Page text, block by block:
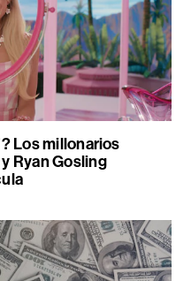
Los millonarios
Ryan Gosling